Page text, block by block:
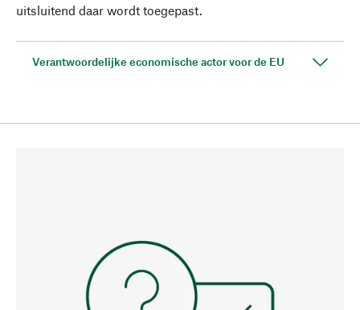
uitsluitend daar wordt toegepast.
Verantwoordelijke economische actor voor de EU